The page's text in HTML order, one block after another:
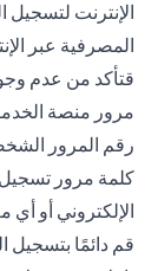
الإنترنت
المصرفية عبر
قتأكد من عدم
مرور منصة
رقم المرور
كلمة مرور
الإلكتروني أو
قم دائمًا بتسجيل